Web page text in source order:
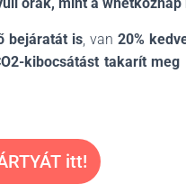
bejáratát is, van 20%
kibocsátást takarít meg
itt!